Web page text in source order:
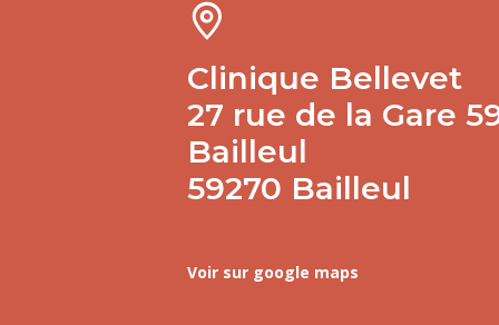
Clinique Bellevet
27 rue de la Gare
Bailleul
59270 Bailleul
Voir sur google maps